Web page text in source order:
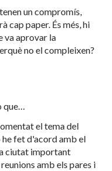
un compromís,
cap paper. És més, hi
va aprovar la
no el compleixen?
que…
el tema del
fet d'acord amb el
ciutat important
amb els pares i